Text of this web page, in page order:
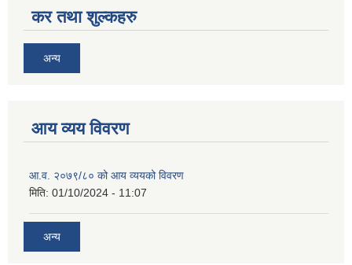
कर तथा शुल्कहरु
अन्य
आय व्यय विवरण
आ.व. २०७९/८० को आय व्ययको विवरण
मिति: 01/10/2024 - 11:07
अन्य